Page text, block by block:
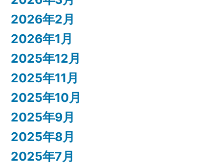
2026年2月
2026年1月
2025年12月
2025年11月
2025年10月
2025年9月
2025年8月
2025年7月